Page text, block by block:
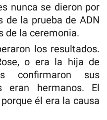
nunca se dieron por
de la prueba de ADN
de la ceremonia.
los resultados.
o era la hija de
confirmaron sus
eran hermanos. El
él era la causa